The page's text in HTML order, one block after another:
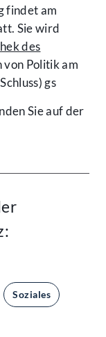
findet am
Sie wird
des
von Politik am
gs
Sie auf der
Soziales